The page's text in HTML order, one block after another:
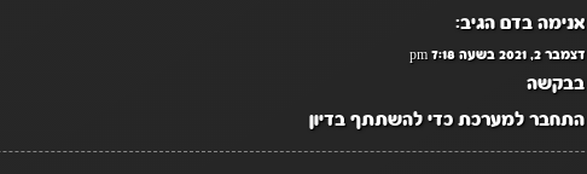
אנימה בדם הגיב:
דצמבר 2, 2021 בשעה 7:18 pm
בבקשה
התחבר למערכת כדי להשתתף בדיון